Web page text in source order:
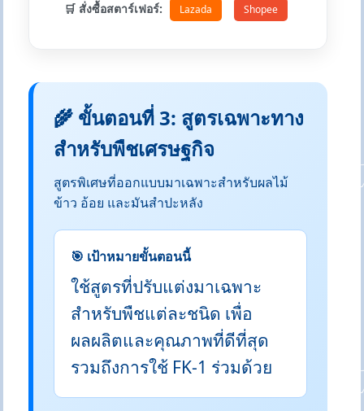
🛒 สั่งซื้อสตาร์เฟอร์: Lazada Shopee
🌾 ขั้นตอนที่ 3: สูตรเฉพาะทาง
สำหรับพืชเศรษฐกิจ
สูตรพิเศษที่ออกแบบมาเฉพาะสำหรับผลไม้
ข้าว อ้อย และมันสำปะหลัง
🎯 เป้าหมายขั้นตอนนี้
ใช้สูตรที่ปรับแต่งมาเฉพาะ
สำหรับพืชแต่ละชนิด เพื่อ
ผลผลิตและคุณภาพที่ดีที่สุด
รวมถึงการใช้ FK-1 ร่วมด้วย